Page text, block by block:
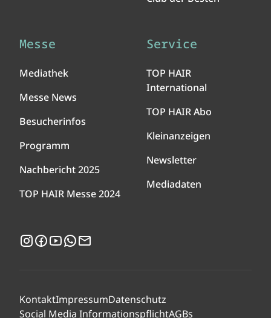
Messe
Mediathek
Messe News
Besucherinfos
Programm
Nachbericht 2025
TOP HAIR Messe 2024
Service
TOP HAIR
International
TOP HAIR Abo
Kleinanzeigen
Newsletter
Mediadaten
Instagram
Facebook
YouTubeWhatsApp
KontaktImpressumDatenschutz
Social Media InformationspflichtAGBs